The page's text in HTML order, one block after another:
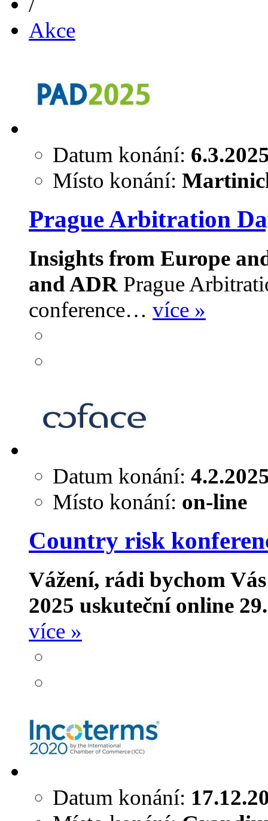
Akce
Datum konání:
Místo konání:
Prague Arbitration
Insights from Europe
and ADR Prague
conference… více »
Datum konání:
Místo konání: on-line
Country risk
Vážení, rádi bychom
2025 uskuteční online
více »
Datum konání: